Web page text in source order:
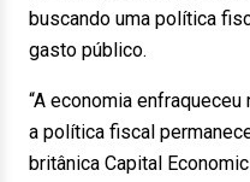
buscando uma política
gasto público.
“A economia
a política fiscal
britânica Capital